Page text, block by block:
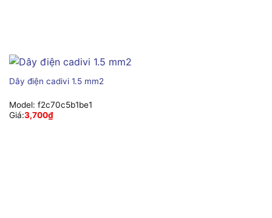
Dây điện cadivi 1.5 mm2
Model: f2c70c5b1be1
Giá:3,700₫